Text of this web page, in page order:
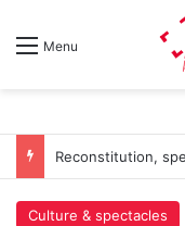
Menu
Culture & spectacles